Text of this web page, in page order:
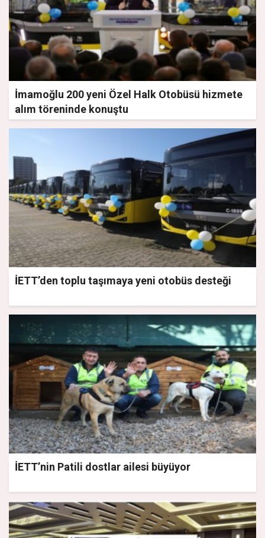
İmamoğlu 200 yeni Özel Halk Otobüsü hizmete
alım töreninde konuştu
İETT’den toplu taşımaya yeni otobüs desteği
İETT’nin Patili dostlar ailesi büyüyor